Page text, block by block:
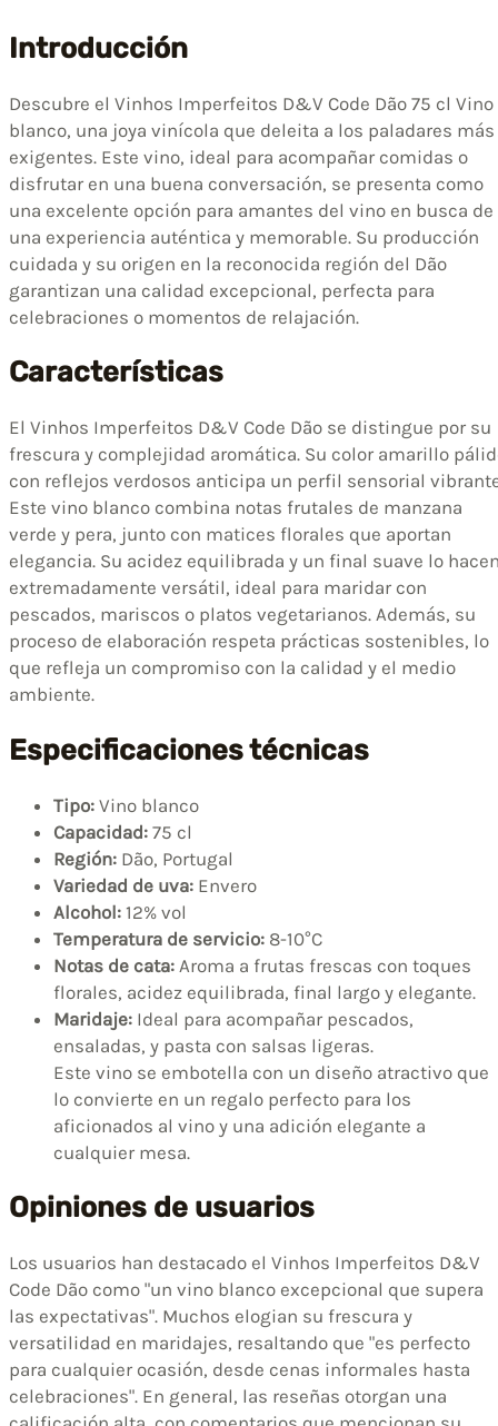
Introducción
Descubre el Vinhos Imperfeitos D&V Code Dão 75 cl Vino
blanco, una joya vinícola que deleita a los paladares más
exigentes. Este vino, ideal para acompañar comidas o
disfrutar en una buena conversación, se presenta como
una excelente opción para amantes del vino en busca de
una experiencia auténtica y memorable. Su producción
cuidada y su origen en la reconocida región del Dão
garantizan una calidad excepcional, perfecta para
celebraciones o momentos de relajación.
Características
El Vinhos Imperfeitos D&V Code Dão se distingue por su
frescura y complejidad aromática. Su color amarillo
con reflejos verdosos anticipa un perfil sensorial
Este vino blanco combina notas frutales de manzana
verde y pera, junto con matices florales que aportan
elegancia. Su acidez equilibrada y un final suave lo
extremadamente versátil, ideal para maridar con
pescados, mariscos o platos vegetarianos. Además, su
proceso de elaboración respeta prácticas sostenibles, lo
que refleja un compromiso con la calidad y el medio
ambiente.
Especificaciones técnicas
Tipo: Vino blanco
Capacidad: 75 cl
Región: Dão, Portugal
Variedad de uva: Envero
Alcohol: 12% vol
Temperatura de servicio: 8-10°C
Notas de cata: Aroma a frutas frescas con toques
florales, acidez equilibrada, final largo y elegante.
Maridaje: Ideal para acompañar pescados,
ensaladas, y pasta con salsas ligeras.
Este vino se embotella con un diseño atractivo que
lo convierte en un regalo perfecto para los
aficionados al vino y una adición elegante a
cualquier mesa.
Opiniones de usuarios
Los usuarios han destacado el Vinhos Imperfeitos D&V
Code Dão como "un vino blanco excepcional que supera
las expectativas". Muchos elogian su frescura y
versatilidad en maridajes, resaltando que "es perfecto
para cualquier ocasión, desde cenas informales hasta
celebraciones". En general, las reseñas otorgan una